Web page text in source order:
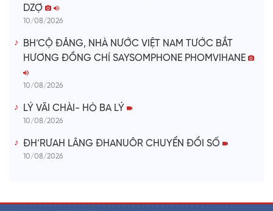
DZỢ
10/08/2026
BH’CỘ ĐẢNG, NHÀ NƯỚC VIỆT NAM TƯỚC BẮT
HƯƠNG ĐỒNG CHÍ SAYSOMPHONE PHOMVIHANE
10/08/2026
LÝ VÃI CHÀI- HÒ BA LÝ
10/08/2026
ĐH’RƯAH LÂNG ĐHANUÔR CHUYỂN ĐỔI SỐ
10/08/2026